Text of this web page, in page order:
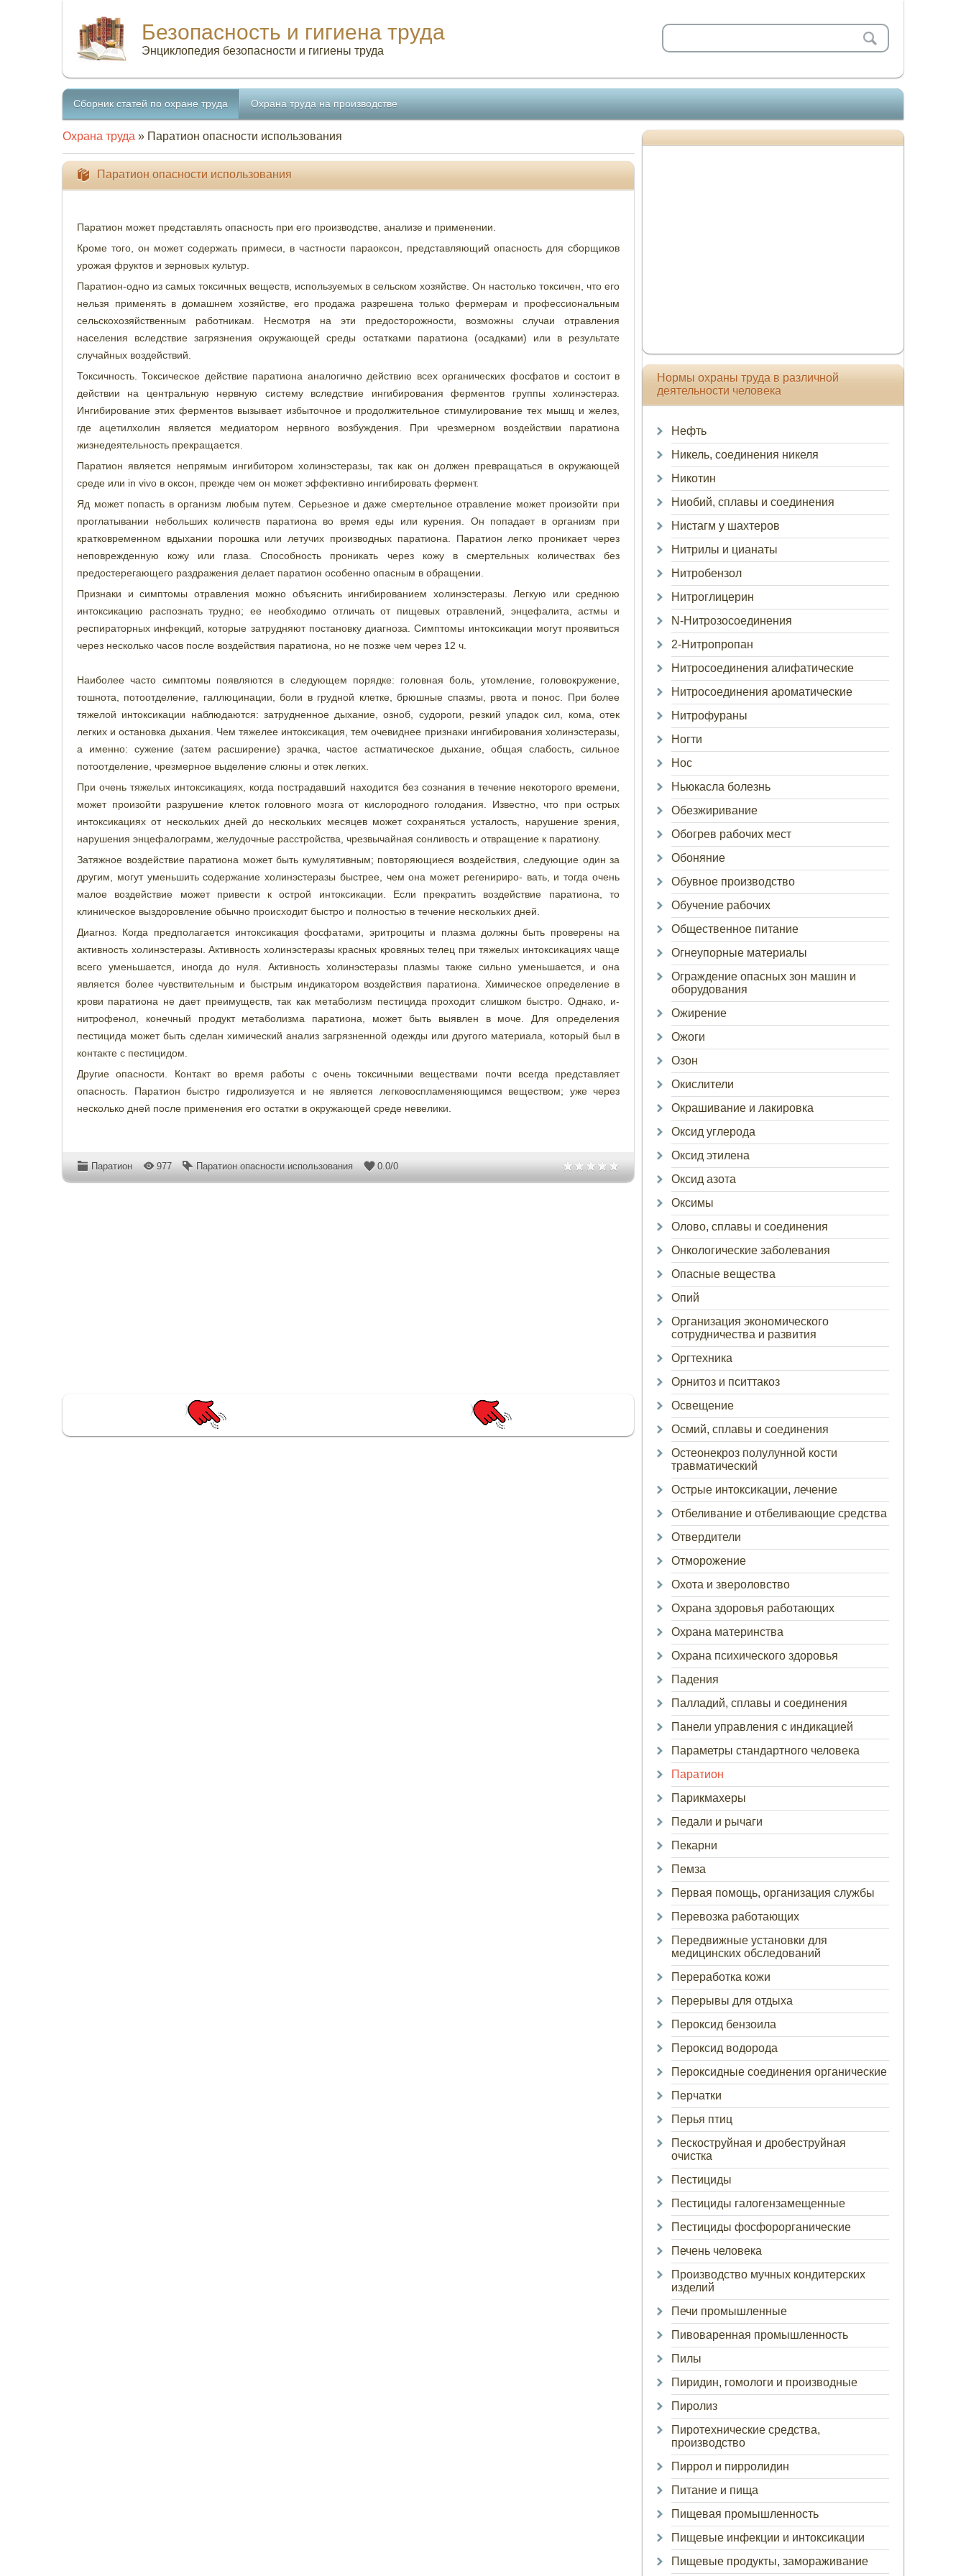
Безопасность и гигиена труда
Энциклопедия безопасности и гигиены труда
Сборник статей по охране труда Охрана труда на производстве
Охрана труда » Паратион опасности использования
Паратион опасности использования
Паратион может представлять опасность при его производстве, анализе и применении.
Кроме того, он может содержать примеси, в частности параоксон, представляющий опасность для сборщиков
урожая фруктов и зерновых культур.
Паратион-одно из самых токсичных веществ, используемых в сельском хозяйстве. Он настолько токсичен, что его
нельзя применять в домашнем хозяйстве, его продажа разрешена только фермерам и профессиональным
сельскохозяйственным работникам. Несмотря на эти предосторожности, возможны случаи отравления
населения вследствие загрязнения окружающей среды остатками паратиона (осадками) или в результате
случайных воздействий.
Токсичность. Токсическое действие паратиона аналогично действию всех органических фосфатов и состоит в
действии на центральную нервную систему вследствие ингибирования ферментов группы холинэстераз.
Ингибирование этих ферментов вызывает избыточное и продолжительное стимулирование тех мышц и желез,
где ацетилхолин является медиатором нервного возбуждения. При чрезмерном воздействии паратиона
жизнедеятельность прекращается.
Паратион является непрямым ингибитором холинэстеразы, так как он должен превращаться в окружающей
среде или in vivo в оксон, прежде чем он может эффективно ингибировать фермент.
Яд может попасть в организм любым путем. Серьезное и даже смертельное отравление может произойти при
проглатывании небольших количеств паратиона во время еды или курения. Он попадает в организм при
кратковременном вдыхании порошка или летучих производных паратиона. Паратион легко проникает через
неповрежденную кожу или глаза. Способность проникать через кожу в смертельных количествах без
предостерегающего раздражения делает паратион особенно опасным в обращении.
Признаки и симптомы отравления можно объяснить ингибированием холинэстеразы. Легкую или среднюю
интоксикацию распознать трудно; ее необходимо отличать от пищевых отравлений, энцефалита, астмы и
респираторных инфекций, которые затрудняют постановку диагноза. Симптомы интоксикации могут проявиться
через несколько часов после воздействия паратиона, но не позже чем через 12 ч.
Наиболее часто симптомы появляются в следующем порядке: головная боль, утомление, головокружение,
тошнота, потоотделение, галлюцинации, боли в грудной клетке, брюшные спазмы, рвота и понос. При более
тяжелой интоксикации наблюдаются: затрудненное дыхание, озноб, судороги, резкий упадок сил, кома, отек
легких и остановка дыхания. Чем тяжелее интоксикация, тем очевиднее признаки ингибирования холинэстеразы,
а именно: сужение (затем расширение) зрачка, частое астматическое дыхание, общая слабость, сильное
потоотделение, чрезмерное выделение слюны и отек легких.
При очень тяжелых интоксикациях, когда пострадавший находится без сознания в течение некоторого времени,
может произойти разрушение клеток головного мозга от кислородного голодания. Известно, что при острых
интоксикациях от нескольких дней до нескольких месяцев может сохраняться усталость, нарушение зрения,
нарушения энцефалограмм, желудочные расстройства, чрезвычайная сонливость и отвращение к паратиону.
Затяжное воздействие паратиона может быть кумулятивным; повторяющиеся воздействия, следующие один за
другим, могут уменьшить содержание холинэстеразы быстрее, чем она может регенириро- вать, и тогда очень
малое воздействие может привести к острой интоксикации. Если прекратить воздействие паратиона, то
клиническое выздоровление обычно происходит быстро и полностью в течение нескольких дней.
Диагноз. Когда предполагается интоксикация фосфатами, эритроциты и плазма должны быть проверены на
активность холинэстеразы. Активность холинэстеразы красных кровяных телец при тяжелых интоксикациях чаще
всего уменьшается, иногда до нуля. Активность холинэстеразы плазмы также сильно уменьшается, и она
является более чувствительным и быстрым индикатором воздействия паратиона. Химическое определение в
крови паратиона не дает преимуществ, так как метаболизм пестицида проходит слишком быстро. Однако, и-
нитрофенол, конечный продукт метаболизма паратиона, может быть выявлен в моче. Для определения
пестицида может быть сделан химический анализ загрязненной одежды или другого материала, который был в
контакте с пестицидом.
Другие опасности. Контакт во время работы с очень токсичными веществами почти всегда представляет
опасность. Паратион быстро гидролизуется и не является легковоспламеняющимся веществом; уже через
несколько дней после применения его остатки в окружающей среде невелики.
Паратион 977 Паратион опасности использования 0.0/0
Нормы охраны труда в различной
деятельности человека
Нефть
Никель, соединения никеля
Никотин
Ниобий, сплавы и соединения
Нистагм у шахтеров
Нитрилы и цианаты
Нитробензол
Нитроглицерин
N-Нитрозосоединения
2-Нитропропан
Нитросоединения алифатические
Нитросоединения ароматические
Нитрофураны
Ногти
Нос
Ньюкасла болезнь
Обезжиривание
Обогрев рабочих мест
Обоняние
Обувное производство
Обучение рабочих
Общественное питание
Огнеупорные материалы
Ограждение опасных зон машин и
оборудования
Ожирение
Ожоги
Озон
Окислители
Окрашивание и лакировка
Оксид углерода
Оксид этилена
Оксид азота
Оксимы
Олово, сплавы и соединения
Онкологические заболевания
Опасные вещества
Опий
Организация экономического
сотрудничества и развития
Оргтехника
Орнитоз и пситтакоз
Освещение
Осмий, сплавы и соединения
Остеонекроз полулунной кости
травматический
Острые интоксикации, лечение
Отбеливание и отбеливающие средства
Отвердители
Отморожение
Охота и звероловство
Охрана здоровья работающих
Охрана материнства
Охрана психического здоровья
Падения
Палладий, сплавы и соединения
Панели управления с индикацией
Параметры стандартного человека
Паратион
Парикмахеры
Педали и рычаги
Пекарни
Пемза
Первая помощь, организация службы
Перевозка работающих
Передвижные установки для
медицинских обследований
Переработка кожи
Перерывы для отдыха
Пероксид бензоила
Пероксид водорода
Пероксидные соединения органические
Перчатки
Перья птиц
Пескоструйная и дробеструйная
очистка
Пестициды
Пестициды галогензамещенные
Пестициды фосфорорганические
Печень человека
Производство мучных кондитерских
изделий
Печи промышленные
Пивоваренная промышленность
Пилы
Пиридин, гомологи и производные
Пиролиз
Пиротехнические средства,
производство
Пиррол и пирролидин
Питание и пища
Пищевая промышленность
Пищевые инфекции и интоксикации
Пищевые продукты, замораживание